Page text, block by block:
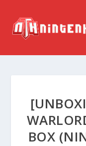
BOX